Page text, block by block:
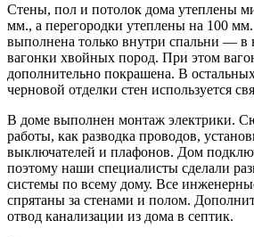
Стены, пол и потолок дома утеплены
мм., а перегородки утеплены на 100 мм.
выполнена только внутри спальни — в
вагонки хвойных пород. При этом
дополнительно покрашена. В
черновой отделки стен используется
В доме выполнен монтаж электрики.
работы, как разводка проводов,
выключателей и плафонов. Дом
поэтому наши специалисты сделали
системы по всему дому. Все
спрятаны за стенами и полом.
отвод канализации из дома в септик.